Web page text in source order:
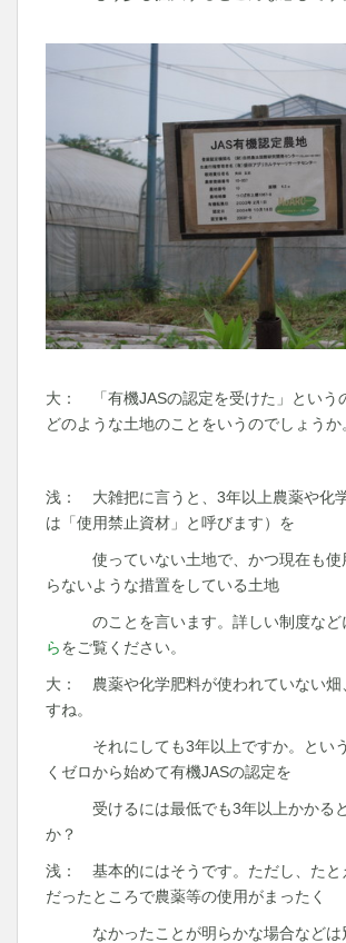
大： 「有機JASの認定を受けた」という
どのような土地のことをいうのでしょうか
浅： 大雑把に言うと、3年以上農薬や化
は「使用禁止資材」と呼びます）を
使っていない土地で、かつ現在も使
らないような措置をしている土地
のことを言います。詳しい制度など
らをご覧ください。
大： 農薬や化学肥料が使われていない畑
すね。
それにしても3年以上ですか。という
くゼロから始めて有機JASの認定を
受けるには最低でも3年以上かかると
か？
浅： 基本的にはそうです。ただし、たと
だったところで農薬等の使用がまったく
なかったことが明らかな場合などは